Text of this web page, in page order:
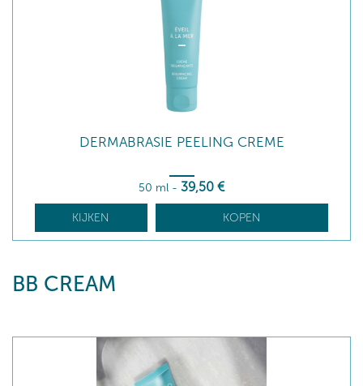
DERMABRASIE PEELING CREME
50 ml - 39,50 €
KIJKEN KOPEN
BB CREAM